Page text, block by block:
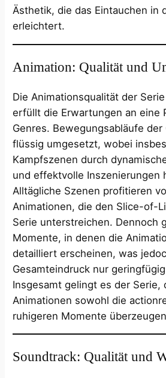
Ästhetik, die das Eintauchen in
erleichtert.
Animation: Qualität und
Die Animationsqualität der
erfüllt die Erwartungen an eine
Genres. Bewegungsabläufe der
flüssig umgesetzt, wobei
Kampfszenen durch
und effektvolle Inszenierungen
Alltägliche Szenen profitieren
Animationen, die den Slice-of-
Serie unterstreichen. Dennoch
Momente, in denen die
detailliert erscheinen, was
Gesamteindruck nur
Insgesamt gelingt es der Serie,
Animationen sowohl die
ruhigeren Momente
Soundtrack: Qualität und